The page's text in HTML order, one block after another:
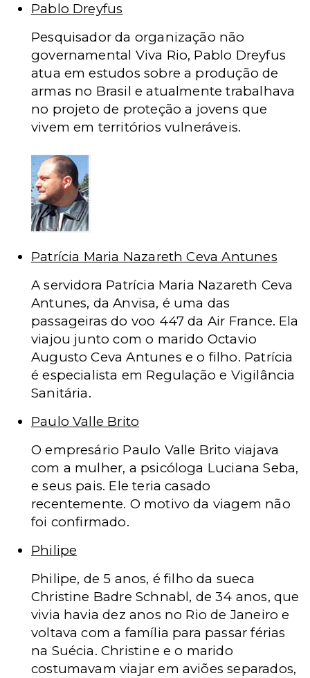
Pablo Dreyfus
Pesquisador da organização não
governamental Viva Rio, Pablo Dreyfus
atua em estudos sobre a produção de
armas no Brasil e atualmente trabalhava
no projeto de proteção a jovens que
vivem em territórios vulneráveis.
Patrícia Maria Nazareth Ceva Antunes
A servidora Patrícia Maria Nazareth Ceva
Antunes, da Anvisa, é uma das
passageiras do voo 447 da Air France. Ela
viajou junto com o marido Octavio
Augusto Ceva Antunes e o filho. Patrícia
é especialista em Regulação e Vigilância
Sanitária.
Paulo Valle Brito
O empresário Paulo Valle Brito viajava
com a mulher, a psicóloga Luciana Seba,
e seus pais. Ele teria casado
recentemente. O motivo da viagem não
foi confirmado.
Philipe
Philipe, de 5 anos, é filho da sueca
Christine Badre Schnabl, de 34 anos, que
vivia havia dez anos no Rio de Janeiro e
voltava com a família para passar férias
na Suécia. Christine e o marido
costumavam viajar em aviões separados,